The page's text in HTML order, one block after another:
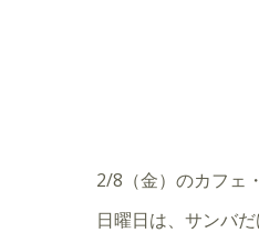
2/8（金）のカフェ
日曜日は、サンバ